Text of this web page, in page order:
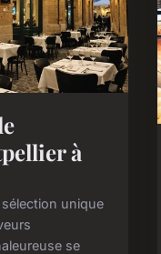
à
unique
se